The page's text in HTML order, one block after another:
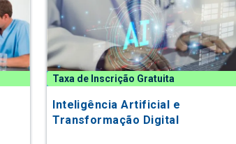
Taxa de Inscrição Gratuita
Inteligência Artificial e
Transformação Digital